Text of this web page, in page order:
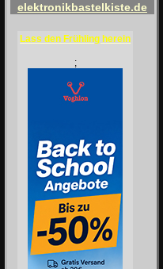
elektronikbastelkiste.de
Lass den Frühling herein
;